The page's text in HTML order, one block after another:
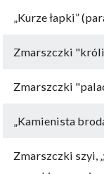
„Kurze łapki”
Zmarszczki
Zmarszczki
„Kamienista
Zmarszczki szyi,